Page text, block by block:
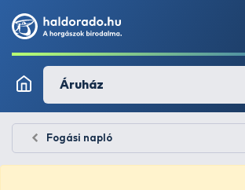
Áruház
Fogási napló